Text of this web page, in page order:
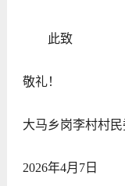
此致
敬礼！
大马乡岗李村村
2026年4月7日